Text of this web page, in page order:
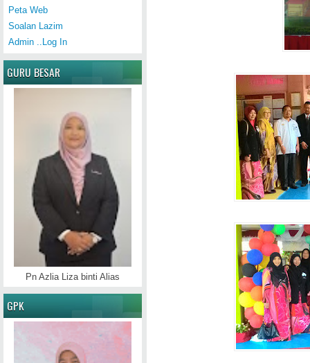
Peta Web
Soalan Lazim
Admin ..Log In
GURU BESAR
Pn Azlia Liza binti Alias
GPK